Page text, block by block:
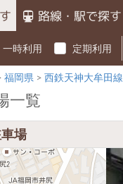
路線・駅で探す
一時利用 定期利用
福岡県 西鉄天神大牟田線
一覧
場